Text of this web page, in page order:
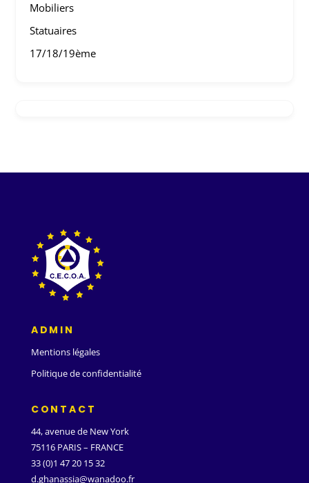
Mobiliers
Statuaires
17/18/19ème
ADMIN
Mentions légales
Politique de confidentialité
CONTACT
44, avenue de New York
75116 PARIS – FRANCE
33 (0)1 47 20 15 32
d.ghanassia@wanadoo.fr